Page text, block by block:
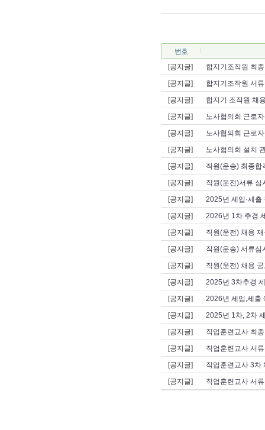
번호
[공지글]
합지기조작원 최
[공지글]
합지기조작원 서
[공지글]
합지기 조작원 채
[공지글]
노사협의회 근로
[공지글]
노사협의회 근로
[공지글]
노사협의회 설치
[공지글]
직원(운송) 최종
[공지글]
직원(운전)서류
[공지글]
2025년 세입·세
[공지글]
2026년 1차 추경
[공지글]
직원(운전) 채용
[공지글]
직원(운송) 서류
[공지글]
직원(운전) 채용
[공지글]
2025년 3차추경
[공지글]
2026년 세입,세출
[공지글]
2025년 1차, 2차
[공지글]
직업훈련교사 최
[공지글]
직업훈련교사 서
[공지글]
직업훈련교사 3
[공지글]
직업훈련교사 서